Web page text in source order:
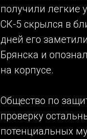
получили легкие
СК-5 скрылся в
дней его
Брянска и
на корпусе.
Общество по
проверку
потенциальных